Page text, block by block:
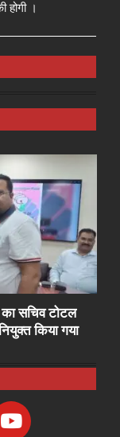
होगी ।
का सचिव टोटल
किया गया